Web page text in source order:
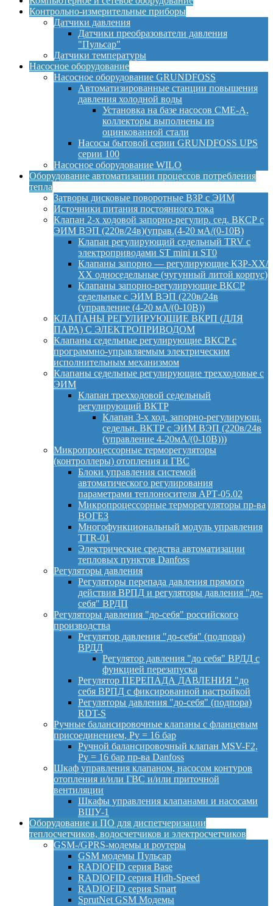
Контрольно-измерительные приборы
Датчики давления
Датчики преобразователи давления
"Пульсар"
Датчики температуры
Насосное оборудование
Насосное оборудование GRUNDFOSS
Автоматизированные станции повышения
давления холодной воды
Установка на базе насосов CME-A,
коллекторы выполнены из
оцинкованной стали
Насосы бытовой серии GRUNDFOSS UPS
серии 100
Насосное оборудование WILO
Оборудование автоматизации процессов потребления
тепла
Затворы дисковые поворотные ВЗР с ЭИМ
Источники питания постоянного тока
Клапан 2-х ходовой запорно-регулир. сед. ВКСР с
ЭИМ ВЭП (220в/24в)(управ.(4-20 мА/(0-10В)
Клапан регулирующий седельный TRV с
электроприводами ST mini и ST0
Клапаны запорно — регулирующие КЗР-ХХ/
ХХ односедельные (чугунный литой корпус)
Клапаны запорно-регулирующие ВКСР
седельные с ЭИМ ВЭП (220в/24в
(управление (4-20 мА/(0-10В))
КЛАПАНЫ РЕГУЛИРУЮЩИЕ ВКРП (ДЛЯ
ПАРА) С ЭЛЕКТРОПРИВОДОМ
Клапаны седельные регулирующие ВКСР с
программно-управляемым электрическим
исполнительным механизмом
Клапаны седельные регулирующие трехходовые с
ЭИМ
Клапан трехходовой седельный
регулирующий ВКТР
Клапан 3-х ход. запорно-регулирующ.
седельн. ВКТР с ЭИМ ВЭП (220в/24в
(управление 4-20мА/(0-10В)))
Микропроцессорные терморегуляторы
(контроллеры) отопления и ГВС
Блоки управления системой
автоматического регулирования
параметрами теплоносителя АРТ-05.02
Микропроцессорные терморегуляторы пр-ва
ВОГЕЗ
Многофункциональный модуль управления
TTR-01
Электрические средства автоматизации
тепловых пунктов Danfoss
Регуляторы давления
Регуляторы перепада давления прямого
действия ВРПД и регуляторы давления "до-
себя" ВРДП
Регуляторы давления "до-себя" российского
производства
Регулятор давления "до-себя" (подпора)
ВРДД
Регулятор давления "до себя" ВРДД с
функцией перезапуска
Регулятор ПЕРЕПАДА ДАВЛЕНИЯ "до
себя ВРПД с фиксированной настройкой
Регуляторы давления "до-себя" (подпора)
RDT-S
Ручные балансировочные клапаны с фланцевым
присоединением, Py = 16 бар
Ручной балансировочный клапан MSV-F2,
Py = 16 бар пр-ва Danfoss
Шкаф управления клапаном, насосом контуров
отопления и/или ГВС и/или приточной
вентиляции
Шкафы управления клапанами и насосами
ВШУ-1
Оборудование и ПО для диспетчеризации
теплосчетчиков, водосчетчиков и электросчетчиков
GSM-/GPRS-модемы и роутеры
GSM модемы Пульсар
RADIOFID серия Base
RADIOFID серия Hidh-Speed
RADIOFID серия Smart
SprutNet GSM Модемы